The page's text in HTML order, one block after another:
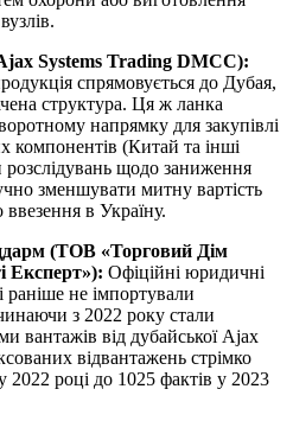
Systems Trading DMCC):
спрямовується до Дубая,
структура. Ця ж ланка
напрямку для закупівлі
компонентів (Китай та інші
щодо заниження
зменшувати митну вартість
ввезення в Україну.
(ТОВ «Торговий Дім
Експерт»): Офіційні юридичні
раніше не імпортували
з 2022 року стали
вантажів від дубайської Ajax
відвантажень стрімко
2022 році до 1025 фактів у 2023